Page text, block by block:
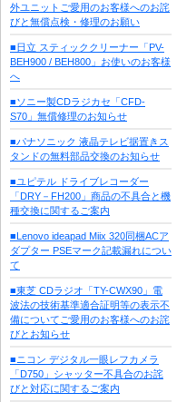
外ユニットご愛用のお客様へのお詫
びと無償点検・修理のお願い
■日立 スティッククリーナー「PV-
BEH900 / BEH800」お使いのお客様
へ
■ソニー製CDラジカセ「CFD-
S70」無償修理のお知らせ
■パナソニック 液晶テレビ据置きス
タンドの無料部品交換のお知らせ
■ユピテル ドライブレコーダー
「DRY－FH200」商品の不具合と機
種交換に関するご案内
■Lenovo ideapad Miix 320同梱ACア
ダプター PSEマーク記載漏れについ
て
■東芝 CDラジオ「TY-CWX90」電
波法の技術基準適合証明等の表示不
備についてご愛用のお客様へのお詫
びとお知らせ
■ニコン デジタル一眼レフカメラ
「D750」シャッター不具合のお詫
びと対応に関するご案内